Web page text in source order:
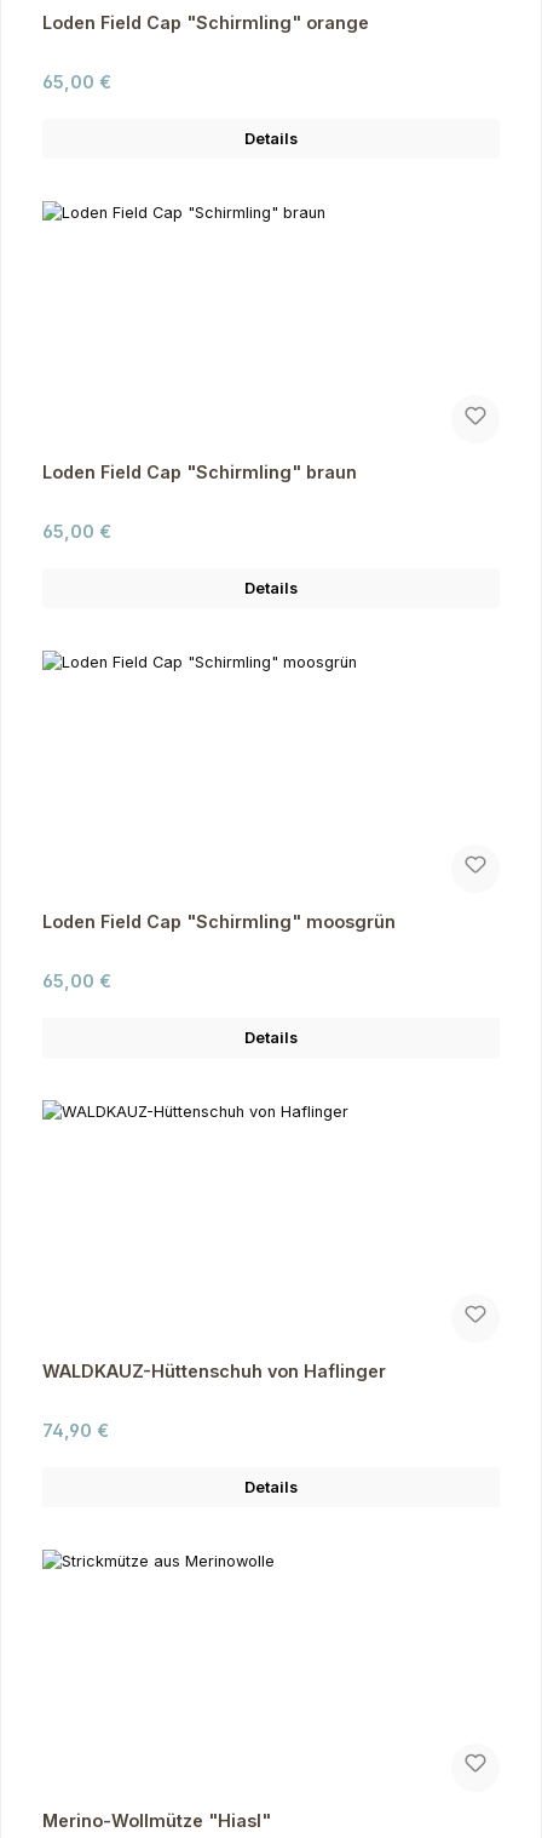
Loden Field Cap "Schirmling" orange
Regulärer Preis:
65,00 €
Details
Loden Field Cap "Schirmling" braun
Regulärer Preis:
65,00 €
Details
Loden Field Cap "Schirmling" moosgrün
Regulärer Preis:
65,00 €
Details
WALDKAUZ-Hüttenschuh von Haflinger
Regulärer Preis:
74,90 €
Details
Merino-Wollmütze "Hiasl"